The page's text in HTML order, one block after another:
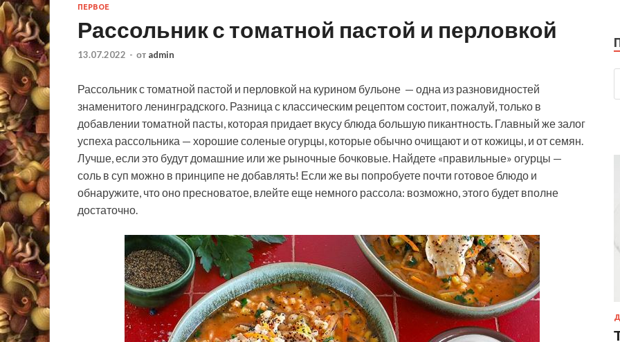
ПЕРВОЕ
Рассольник с томатной пастой и перловкой
13.07.2022 - от admin
Рассольник с томатной пастой и перловкой на курином бульоне — одна из разновидностей
знаменитого ленинградского. Разница с классическим рецептом состоит, пожалуй, только в
добавлении томатной пасты, которая придает вкусу блюда большую пикантность. Главный же залог
успеха рассольника — хорошие соленые огурцы, которые обычно очищают и от кожицы, и от семян.
Лучше, если это будут домашние или же рыночные бочковые. Найдете «правильные» огурцы —
соль в суп можно в принципе не добавлять! Если же вы попробуете почти готовое блюдо и
обнаружите, что оно пресноватое, влейте еще немного рассола: возможно, этого будет вполне
достаточно.